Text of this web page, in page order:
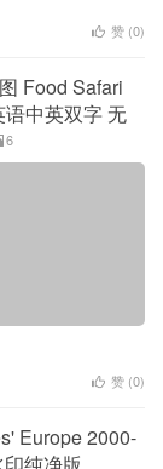
赞 (0)
Food Safari
中英双字 无
6
赞 (0)
Europe 2000-